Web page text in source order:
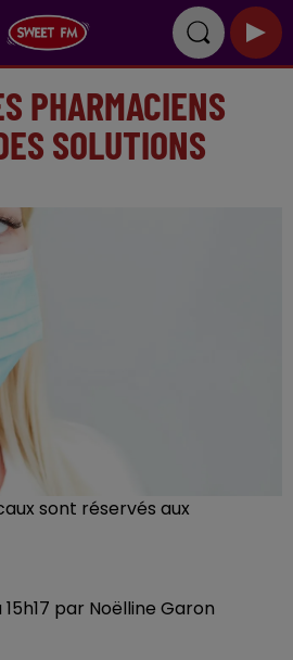
PHARMACIENS
SOLUTIONS
sont réservés aux
par Noëlline Garon